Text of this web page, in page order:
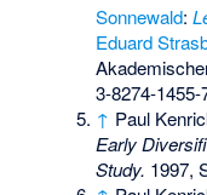
Sonnewald:
Eduard
3-8274-1455-
↑ Paul
Early
Study. 1997,